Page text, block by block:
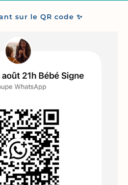
sur le QR code ✨